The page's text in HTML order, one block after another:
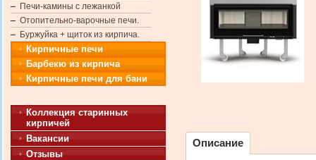
Печи-камины с лежанкой
Отопительно-варочные печи.
Буржуйка + щиток из кирпича.
Кирпичные печи
Барбекю из кирпича
Кирпичные печи для бани
Коллекция старинных
кирпичей
Вакансии
Отзывы
Описание